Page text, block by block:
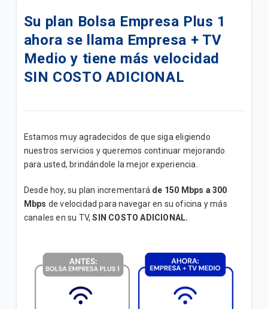
Conoce toda la información clave sobre tu servicio
Post pago
Trato Preferencial Al Adulto Mayor
Toda la información que debes saber para
aprovechar al máximo tu línea Tigo Prepago.
Cómo transformar tu celular antiguo en cámara de
seguridad fácilmente
Cómo convertir tu cámara en una herramienta
inteligente | Conoce Google Lens
Su plan Bolsa Empresa Plus 1
ahora se llama Empresa + TV
Medio y tiene más velocidad
SIN COSTO ADICIONAL
Estamos muy agradecidos de que siga eligiendo
nuestros servicios y queremos continuar mejorando
para usted, brindándole la mejor experiencia.
Desde hoy, su plan incrementará de 150 Mbps a 300
Mbps de velocidad para navegar en su oficina y más
canales en su TV, SIN COSTO ADICIONAL.